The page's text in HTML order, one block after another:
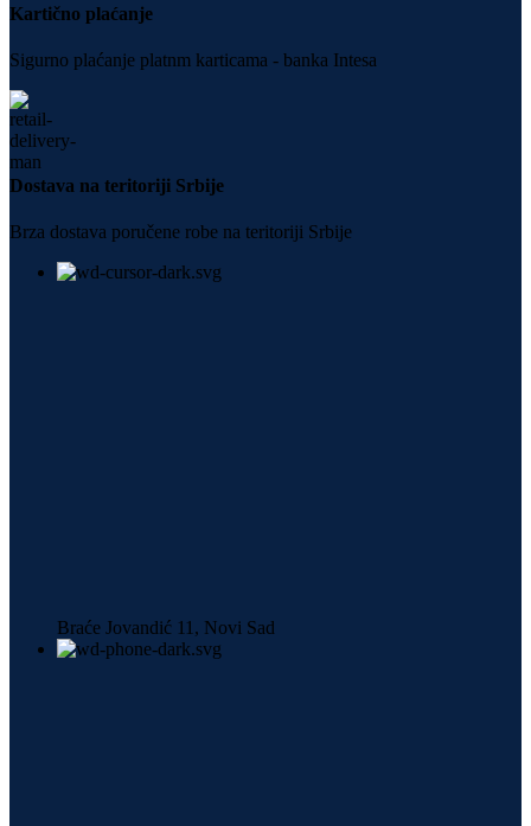
Kartično plaćanje
Sigurno plaćanje platnm karticama - banka Intesa
Dostava na teritoriji Srbije
Brza dostava poručene robe na teritoriji Srbije
Braće Jovandić 11, Novi Sad